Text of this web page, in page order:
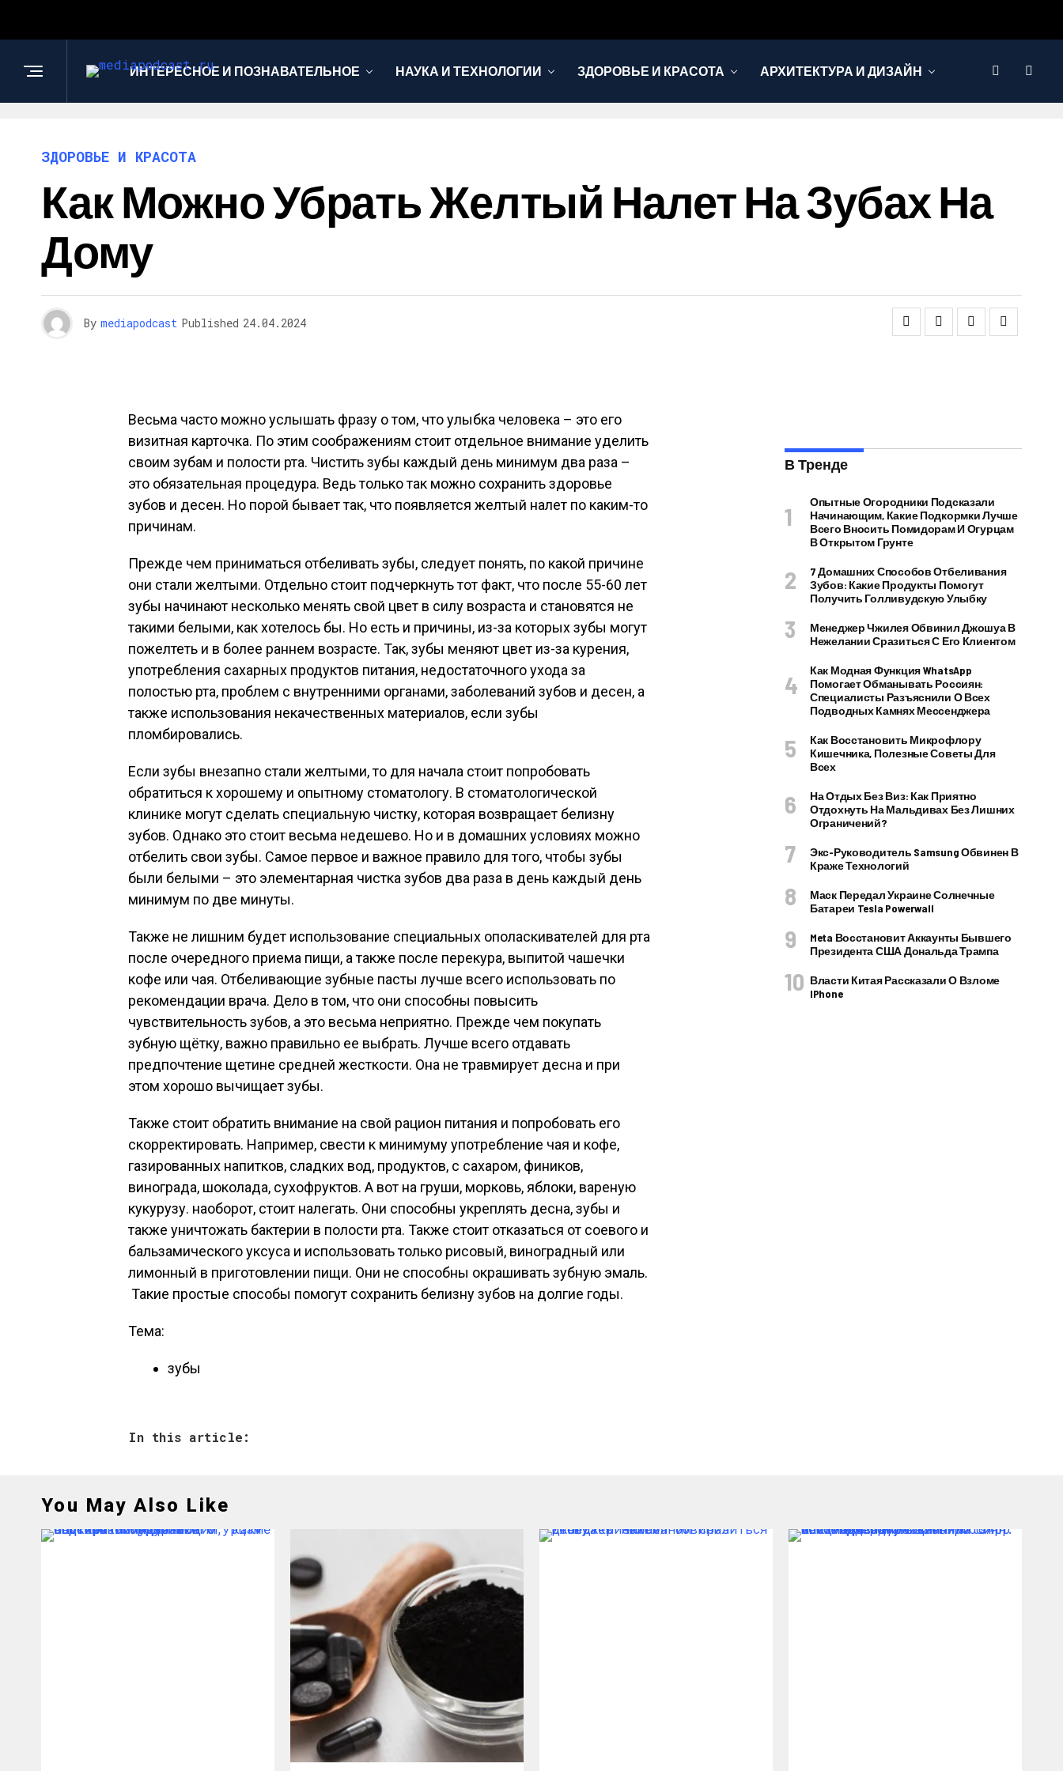
ИНТЕРЕСНОЕ И ПОЗНАВАТЕЛЬНОЕ НАУКА И ТЕХНОЛОГИИ ЗДОРОВЬЕ И КРАСОТА АРХИТЕКТУРА И ДИЗАЙН
ЗДОРОВЬЕ И КРАСОТА
Как Можно Убрать Желтый Налет На Зубах На
Дому
By mediapodcast Published 24.04.2024
Весьма часто можно услышать фразу о том, что улыбка человека – это его
визитная карточка. По этим соображениям стоит отдельное внимание уделить
своим зубам и полости рта. Чистить зубы каждый день минимум два раза –
это обязательная процедура. Ведь только так можно сохранить здоровье
зубов и десен. Но порой бывает так, что появляется желтый налет по каким-то
причинам.
Прежде чем приниматься отбеливать зубы, следует понять, по какой причине
они стали желтыми. Отдельно стоит подчеркнуть тот факт, что после 55-60 лет
зубы начинают несколько менять свой цвет в силу возраста и становятся не
такими белыми, как хотелось бы. Но есть и причины, из-за которых зубы могут
пожелтеть и в более раннем возрасте. Так, зубы меняют цвет из-за курения,
употребления сахарных продуктов питания, недостаточного ухода за
полостью рта, проблем с внутренними органами, заболеваний зубов и десен, а
также использования некачественных материалов, если зубы
пломбировались.
Если зубы внезапно стали желтыми, то для начала стоит попробовать
обратиться к хорошему и опытному стоматологу. В стоматологической
клинике могут сделать специальную чистку, которая возвращает белизну
зубов. Однако это стоит весьма недешево. Но и в домашних условиях можно
отбелить свои зубы. Самое первое и важное правило для того, чтобы зубы
были белыми – это элементарная чистка зубов два раза в день каждый день
минимум по две минуты.
Также не лишним будет использование специальных ополаскивателей для рта
после очередного приема пищи, а также после перекура, выпитой чашечки
кофе или чая. Отбеливающие зубные пасты лучше всего использовать по
рекомендации врача. Дело в том, что они способны повысить
чувствительность зубов, а это весьма неприятно. Прежде чем покупать
зубную щётку, важно правильно ее выбрать. Лучше всего отдавать
предпочтение щетине средней жесткости. Она не травмирует десна и при
этом хорошо вычищает зубы.
Также стоит обратить внимание на свой рацион питания и попробовать его
скорректировать. Например, свести к минимуму употребление чая и кофе,
газированных напитков, сладких вод, продуктов, с сахаром, фиников,
винограда, шоколада, сухофруктов. А вот на груши, морковь, яблоки, вареную
кукурузу. наоборот, стоит налегать. Они способны укреплять десна, зубы и
также уничтожать бактерии в полости рта. Также стоит отказаться от соевого и
бальзамического уксуса и использовать только рисовый, виноградный или
лимонный в приготовлении пищи. Они не способны окрашивать зубную эмаль.
Такие простые способы помогут сохранить белизну зубов на долгие годы.
Тема:
зубы
In this article:
В Тренде
Опытные Огородники Подсказали
Начинающим, Какие Подкормки Лучше
Всего Вносить Помидорам И Огурцам
В Открытом Грунте
7 Домашних Способов Отбеливания
Зубов: Какие Продукты Помогут
Получить Голливудскую Улыбку
Менеджер Чжилея Обвинил Джошуа В
Нежелании Сразиться С Его Клиентом
Как Модная Функция WhatsApp
Помогает Обманывать Россиян:
Специалисты Разъяснили О Всех
Подводных Камнях Мессенджера
Как Восстановить Микрофлору
Кишечника, Полезные Советы Для
Всех
На Отдых Без Виз: Как Приятно
Отдохнуть На Мальдивах Без Лишних
Ограничений?
Экс-Руководитель Samsung Обвинен В
Краже Технологий
Маск Передал Украине Солнечные
Батареи Tesla Powerwall
Meta Восстановит Аккаунты Бывшего
Президента США Дональда Трампа
Власти Китая Рассказали О Взломе
IPhone
You May Also Like